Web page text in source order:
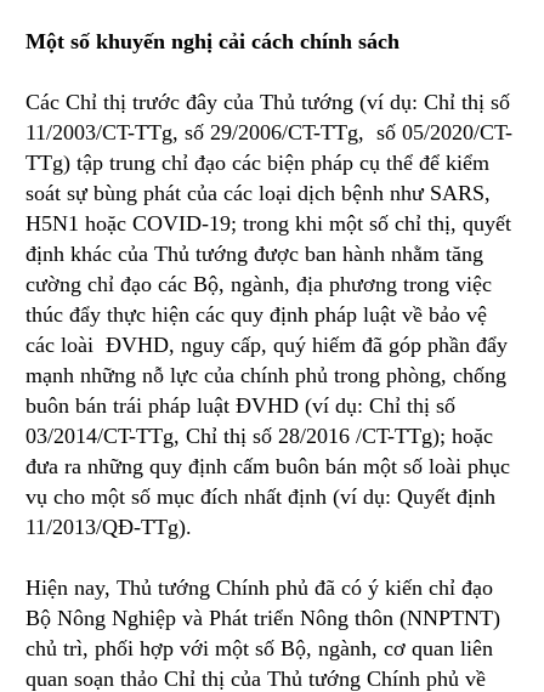
Một số khuyến nghị cải cách chính sách
Các Chỉ thị trước đây của Thủ tướng (ví dụ: Chỉ thị số
11/2003/CT-TTg, số 29/2006/CT-TTg, số 05/2020/CT-
TTg) tập trung chỉ đạo các biện pháp cụ thể để kiểm
soát sự bùng phát của các loại dịch bệnh như SARS,
H5N1 hoặc COVID-19; trong khi một số chỉ thị, quyết
định khác của Thủ tướng được ban hành nhằm tăng
cường chỉ đạo các Bộ, ngành, địa phương trong việc
thúc đẩy thực hiện các quy định pháp luật về bảo vệ
các loài ĐVHD, nguy cấp, quý hiếm đã góp phần đẩy
mạnh những nỗ lực của chính phủ trong phòng, chống
buôn bán trái pháp luật ĐVHD (ví dụ: Chỉ thị số
03/2014/CT-TTg, Chỉ thị số 28/2016 /CT-TTg); hoặc
đưa ra những quy định cấm buôn bán một số loài phục
vụ cho một số mục đích nhất định (ví dụ: Quyết định
11/2013/QĐ-TTg).
Hiện nay, Thủ tướng Chính phủ đã có ý kiến chỉ đạo
Bộ Nông Nghiệp và Phát triển Nông thôn (NNPTNT)
chủ trì, phối hợp với một số Bộ, ngành, cơ quan liên
quan soạn thảo Chỉ thị của Thủ tướng Chính phủ về